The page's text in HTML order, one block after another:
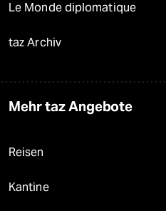
Le Monde diplomatique
taz Archiv
Mehr taz Angebote
Reisen
Kantine